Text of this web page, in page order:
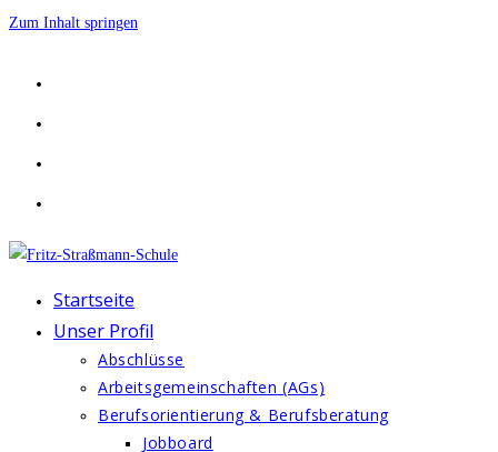
Zum Inhalt springen
Startseite
Unser Profil
Abschlüsse
Arbeitsgemeinschaften (AGs)
Berufsorientierung & Berufsberatung
Jobboard